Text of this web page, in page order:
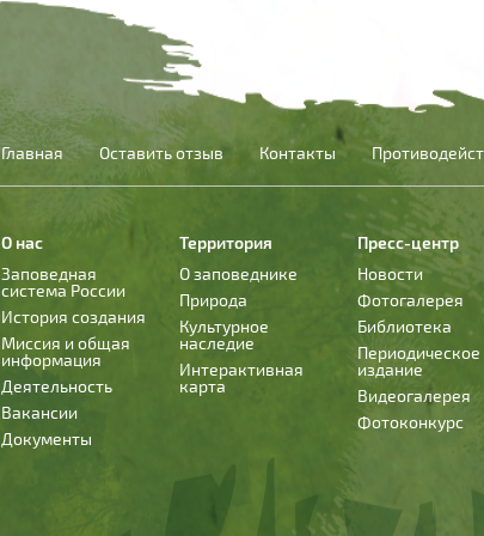
Главная Оставить отзыв Контакты
О нас
Заповедная
система России
История создания
Миссия и общая
информация
Деятельность
Вакансии
Документы
Территория
О заповеднике
Природа
Культурное
наследие
Интерактивная
карта
Пресс-центр
Новости
Фотогалерея
Библиотека
Периодическое
издание
Видеогалерея
Фотоконкурс